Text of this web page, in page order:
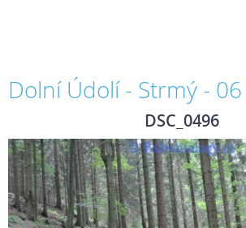
Dolní Údolí - Strmý -
DSC_0496